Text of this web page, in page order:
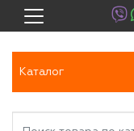
Каталог